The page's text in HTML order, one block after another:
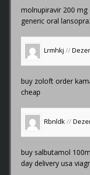
molnupiravir 200
generic oral
Lrmhkj //
buy zoloftorder
cheap
Rbnldk//
buy salbutamol
day delivery usa